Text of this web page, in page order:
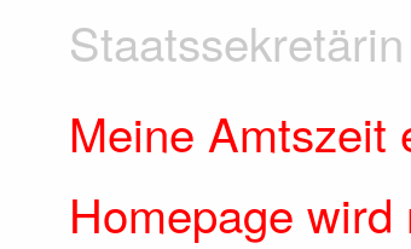
Meine Amtszeit
Homepage